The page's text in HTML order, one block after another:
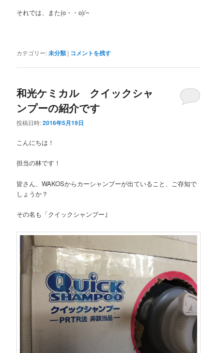
それでは、また(o・・o)/~
カテゴリー:未分類 | コメントを残す
和光ケミカル クイックシャ
ンプーの紹介です
投稿日時:2016年5月19日
こんにちは！
担当の林です！
皆さん、WAKOSからカーシャンプーが出ていること、ご存知で
しょうか？
その名も「クイックシャンプー｣